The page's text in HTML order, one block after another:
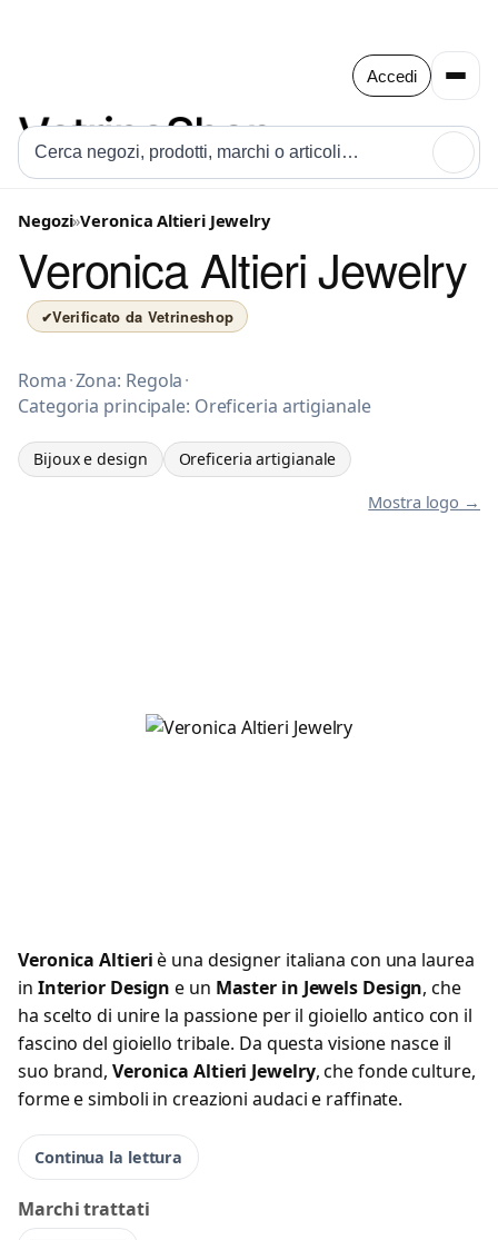
Accedi
Negozi»Veronica Altieri Jewelry
Veronica Altieri Jewelry
✔Verificato da Vetrineshop
Bijoux e design a Roma
Roma·Zona: Regola·
Categoria principale: Oreficeria artigianale
Bijoux e design Oreficeria artigianale
Mostra logo →
Veronica Altieriè una designer italiana con una laurea
in Interior Design e un Master in Jewels Design, che
ha scelto di unire la passione per il gioiello antico con il
fascino del gioiello tribale. Da questa visione nasce il
suo brand, Veronica Altieri Jewelry, che fonde culture,
forme e simboli in creazioni audaci e raffinate.
Continua la lettura
Marchi trattati